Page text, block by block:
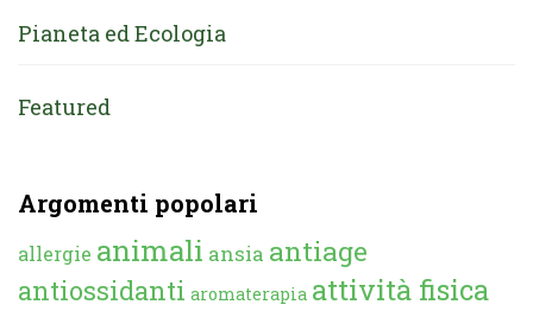
Pianeta ed Ecologia
Featured
Argomenti popolari
allergie animali ansia antiage
antiossidanti aromaterapia attività fisica